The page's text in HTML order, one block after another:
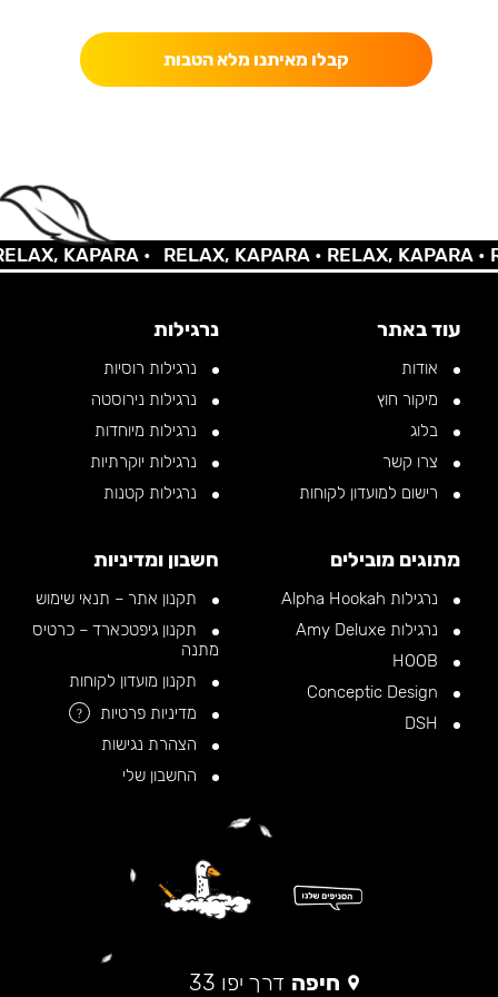
קבלו מאיתנו מלא הטבות
KAPARA • RELAX, KAPARA •RELAX, KAPARA •
עוד באתר
אודות
מיקור חוץ
בלוג
צרו קשר
רישום למועדון לקוחות
נרגילות
נרגילות רוסיות
נרגילות נירוסטה
נרגילות מיוחדות
נרגילות יוקרתיות
נרגילות קטנות
מתוגים מובילים
נרגילות Alpha Hookah
נרגילות Amy Deluxe
חשבון ומדיניות
תקנון אתר – תנאי שימוש
תקנון גיפטכארד – כרטיס
מתנה
תקנון מועדון לקוחות
מדיניות פרטיות
?
הצהרת נגישות
החשבון שלי
חיפה דרך יפו 33